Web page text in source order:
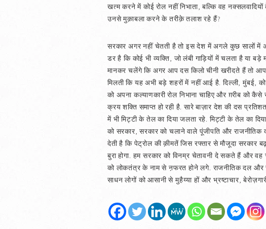
खत्म करने में कोई रोल नहीं निभाता, बल्कि वह
उनसे मुक़ाबला करने के तरीक़े तलाश रहे हैं?
सरकार अगर नहीं चेतती है तो इस देश में अगले कुछ सालों में
डर है कि कोई भी व्यक्ति, जो लंबी गाड़ियों में चलता है या
मानकर चलेंगे कि अगर आप दस किलो चीनी खरीदते हैं तो आप
मिलती कि यह अभी बड़े शहरों में नहीं आई है. दिल्ली,
को अपना कल्याणकारी रोल निभाना चाहिए और ग़रीब को
क्रय शक्ति समाप्त हो रही है. सारे बाज़ार देश की दस
में भी मिट्टी के तेल का दिया जलता रहे. मिट्टी के तेल का
को सरकार, सरकार को चलाने वाले पूंजीपति और
देती है कि पेट्रोल की क़ीमतें जिस रफ्तार से मौजूदा सरकार
बुरा होगा. हम सरकार को विनम्र चेतावनी दे सकते हैं और
को लोकतंत्र के नाम से ऩफरत होने लगे. राजनीतिक दल और
साधन लोगों को आसानी से मुहैय्या हों और भ्रष्टाचार,